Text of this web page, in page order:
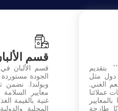
بتقديم
دول مثل
الغني.
عملائنا
طازجة
قسم
قسم الألبان
الجودة مستوردة
وبولندا. نضمن
معايير
غنية بالقيمة
المحلية